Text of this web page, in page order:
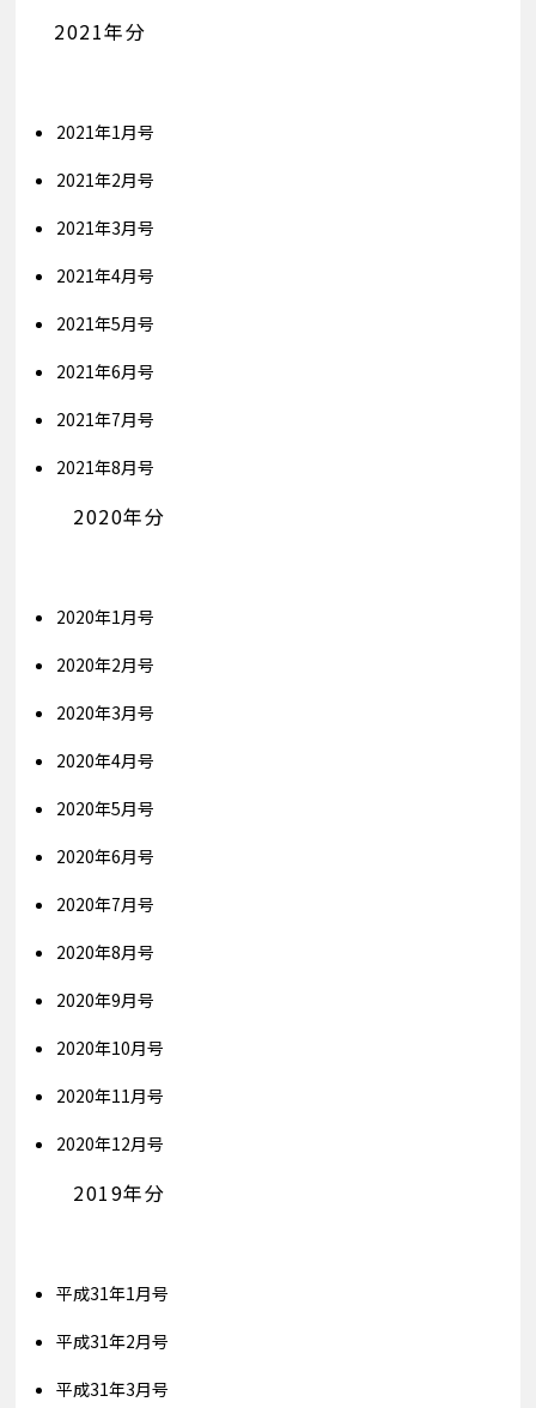
2021年分
2021年1月号
2021年2月号
2021年3月号
2021年4月号
2021年5月号
2021年6月号
2021年7月号
2021年8月号
2020年分
2020年1月号
2020年2月号
2020年3月号
2020年4月号
2020年5月号
2020年6月号
2020年7月号
2020年8月号
2020年9月号
2020年10月号
2020年11月号
2020年12月号
2019年分
平成31年1月号
平成31年2月号
平成31年3月号